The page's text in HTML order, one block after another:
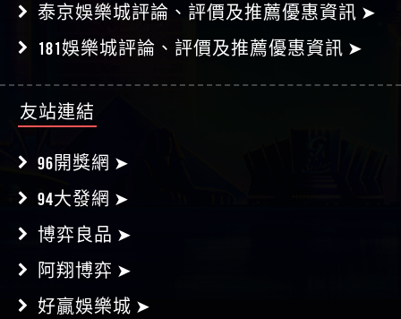
泰京娛樂城評論、評價及推薦優惠資訊 ➤
181娛樂城評論、評價及推薦優惠資訊 ➤
友站連結
96開獎網 ➤
94大發網 ➤
博弈良品 ➤
阿翔博弈 ➤
好贏娛樂城 ➤